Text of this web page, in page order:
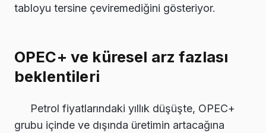
tabloyu tersine çeviremediğini gösteriyor.
OPEC+ ve küresel arz fazlası
beklentileri
Petrol fiyatlarındaki yıllık düşüşte, OPEC+
grubu içinde ve dışında üretimin artacağına